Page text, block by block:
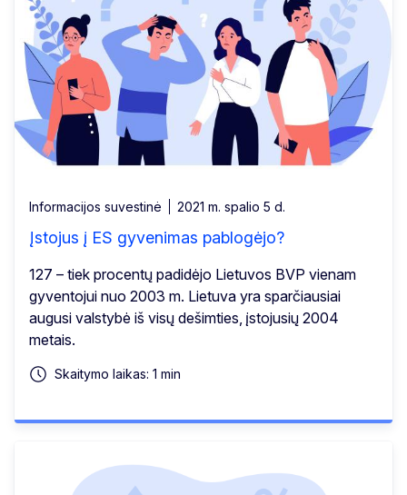
Informacijos suvestinė 2021 m. spalio 5 d.
Įstojus į ES gyvenimas pablogėjo?
127 – tiek procentų padidėjo Lietuvos BVP vienam
gyventojui nuo 2003 m. Lietuva yra sparčiausiai
augusi valstybė iš visų dešimties, įstojusių 2004
metais.
Skaitymo laikas: 1 min